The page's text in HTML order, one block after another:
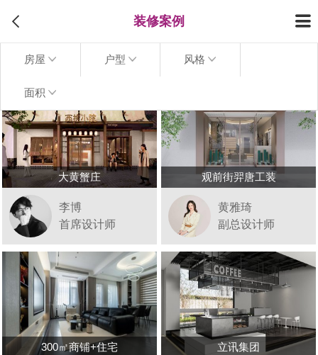
装修案例
房屋 户型 风格
面积
大黄蟹庄
李博
首席设计师
观前街羿唐工装
黄雅琦
副总设计师
300㎡商铺+住宅 立讯集团